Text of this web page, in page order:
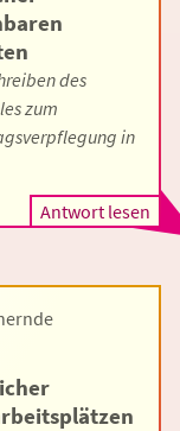
des
zum
in
Antwort lesen